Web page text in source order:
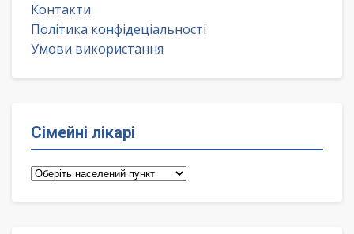
Контакти
Політика конфідеціальності
Умови використання
Сімейні лікарі
Сімейні